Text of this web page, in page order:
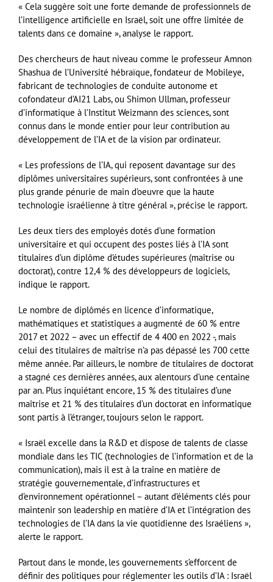
« Cela suggère soit une forte demande de professionnels de
l’intelligence artificielle en Israël, soit une offre limitée de
talents dans ce domaine », analyse le rapport.
Des chercheurs de haut niveau comme le professeur Amnon
Shashua de l’Université hébraïque, fondateur de Mobileye,
fabricant de technologies de conduite autonome et
cofondateur d’AI21 Labs, ou Shimon Ullman, professeur
d’informatique à l’Institut Weizmann des sciences, sont
connus dans le monde entier pour leur contribution au
développement de l’IA et de la vision par ordinateur.
« Les professions de l’IA, qui reposent davantage sur des
diplômes universitaires supérieurs, sont confrontées à une
plus grande pénurie de main d’oeuvre que la haute
technologie israélienne à titre général », précise le rapport.
Les deux tiers des employés dotés d’une formation
universitaire et qui occupent des postes liés à l’IA sont
titulaires d’un diplôme d’études supérieures (maîtrise ou
doctorat), contre 12,4 % des développeurs de logiciels,
indique le rapport.
Le nombre de diplômés en licence d’informatique,
mathématiques et statistiques a augmenté de 60 % entre
2017 et 2022 – avec un effectif de 4 400 en 2022 -, mais
celui des titulaires de maîtrise n’a pas dépassé les 700 cette
même année. Par ailleurs, le nombre de titulaires de doctorat
a stagné ces dernières années, aux alentours d’une centaine
par an. Plus inquiétant encore, 15 % des titulaires d’une
maîtrise et 21 % des titulaires d’un doctorat en informatique
sont partis à l’étranger, toujours selon le rapport.
« Israël excelle dans la R&D et dispose de talents de classe
mondiale dans les TIC (technologies de l’information et de la
communication), mais il est à la traîne en matière de
stratégie gouvernementale, d’infrastructures et
d’environnement opérationnel – autant d’éléments clés pour
maintenir son leadership en matière d’IA et l’intégration des
technologies de l’IA dans la vie quotidienne des Israéliens »,
alerte le rapport.
Partout dans le monde, les gouvernements s’efforcent de
définir des politiques pour réglementer les outils d’IA : Israël